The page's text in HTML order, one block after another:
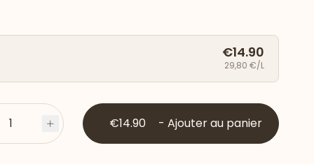
€14.90
29,80 €/L
1 Plus €14.90 - Ajouter au panier